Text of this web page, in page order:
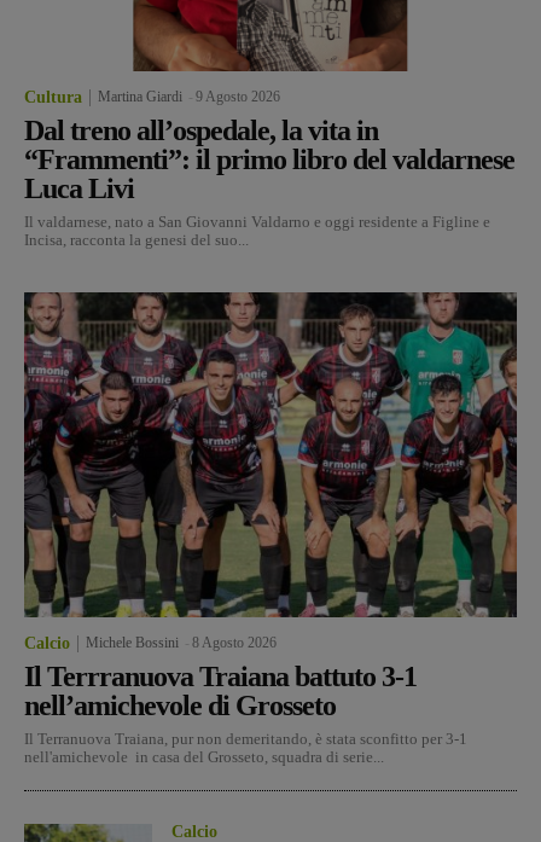
Cultura Martina Giardi 9 Agosto 2026
Dal treno all’ospedale, la vita in
“Frammenti”: il primo libro del valdarnese
Luca Livi
Il valdarnese, nato a San Giovanni Valdarno e oggi residente a Figline e
Incisa, racconta la genesi del suo...
Calcio Michele Bossini 8 Agosto 2026
Il Terrranuova Traiana battuto 3-1
nell’amichevole di Grosseto
Il Terranuova Traiana, pur non demeritando, è stata sconfitto per 3-1
nell'amichevole in casa del Grosseto, squadra di serie...
Calcio